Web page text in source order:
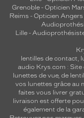
Grenoble - Opticien
Reims - Opticien Angers
Lille-
lentilles de contact,
audio Krys.com : Site
lunettes de vue, de
vos lunettes grâce au
faites vous livrer
livraison est offerte
également de la